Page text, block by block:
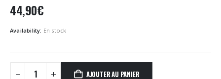
44,90€
Availability: En stock
AJOUTER AU PANIER